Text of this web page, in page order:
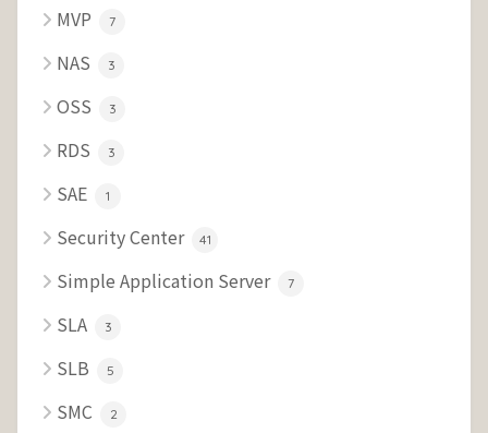
MVP 7
NAS 3
OSS 3
RDS 3
SAE 1
Security Center 41
Simple Application Server 7
SLA 3
SLB 5
SMC 2